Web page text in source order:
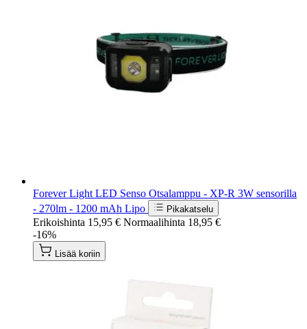
Forever Light LED Senso Otsalamppu - XP-R 3W sensorilla
- 270lm - 1200 mAh Lipo
Pikakatselu
Erikoishinta 15,95 € Normaalihinta 18,95 €
-16%
Lisää koriin